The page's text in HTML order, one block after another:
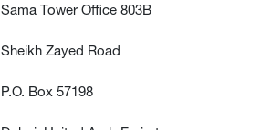
Sama Tower Office 803B
Sheikh Zayed Road
P.O. Box 57198